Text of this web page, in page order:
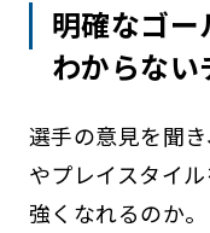
明確なゴー
わからな
選手の意見を聞
やプレイスタイ
強くなれるのか